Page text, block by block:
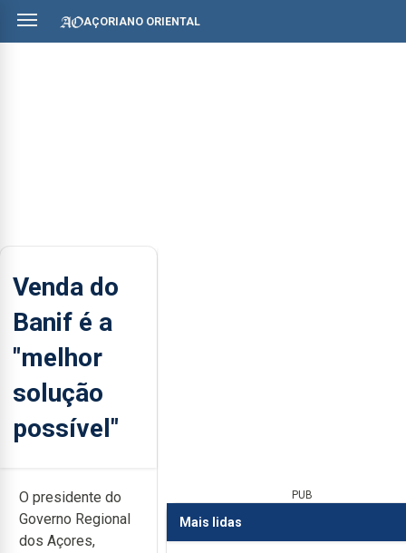
AÇORIANO ORIENTAL
Venda do
Banif é a
"melhor
solução
possível"
O presidente do
Governo Regional
dos Açores,
PUB
Mais lidas